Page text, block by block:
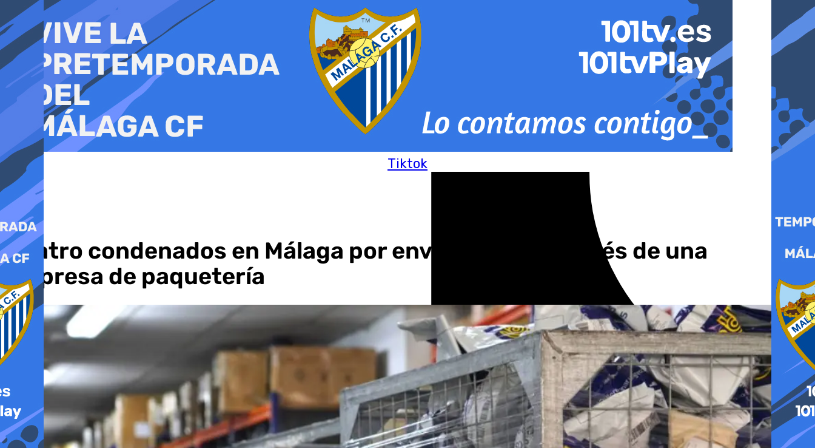
al
contenido
Tiktok
Cuatro condenados en Málaga por enviar droga a través de una
empresa de paquetería